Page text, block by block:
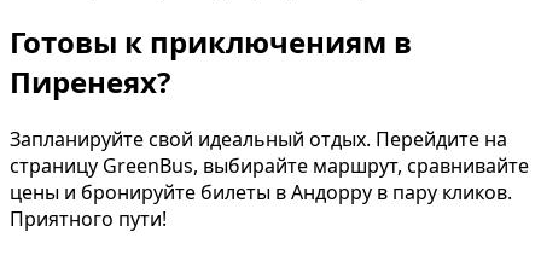
Готовы к приключениям в
Пиренеях?
Запланируйте свой идеальный отдых. Перейдите на
страницу GreenBus, выбирайте маршрут, сравнивайте
цены и бронируйте билеты в Андорру в пару кликов.
Приятного пути!